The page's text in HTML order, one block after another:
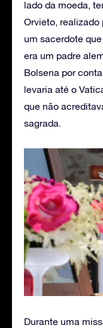
lado da moeda,
Orvieto, realizado
um sacerdote
era um padre
Bolsena por
levaria até o
que não
sagrada.
Durante uma